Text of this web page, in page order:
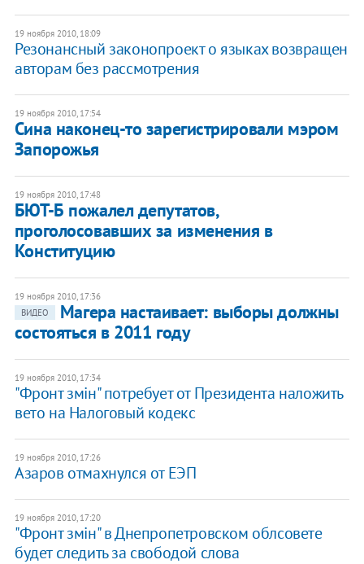
19 ноября 2010, 18:09
Резонансный законопроект о языках возвращен
авторам без рассмотрения
19 ноября 2010, 17:54
​Сина наконец-то зарегистрировали мэром
Запорожья
19 ноября 2010, 17:48
​БЮТ-Б пожалел депутатов,
проголосовавших за изменения в
Конституцию
19 ноября 2010, 17:36
ВИДЕО
Магера настаивает: выборы должны
состояться в 2011 году
19 ноября 2010, 17:34
"Фронт змiн" потребует от Президента наложить
вето на Налоговый кодекс
19 ноября 2010, 17:26
Азаров отмахнулся от ЕЭП
19 ноября 2010, 17:20
"Фронт змiн" в Днепропетровском облсовете
будет следить за свободой слова